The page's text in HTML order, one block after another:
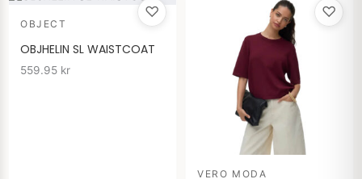
♡
OBJECT
OBJHELIN SL WAISTCOAT
559.95 kr
♡
VERO MODA